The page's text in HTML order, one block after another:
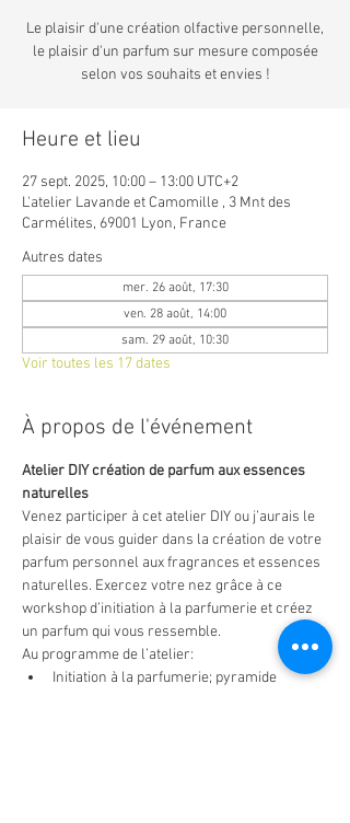
Le plaisir d'une création olfactive personnelle,
le plaisir d'un parfum sur mesure composée
selon vos souhaits et envies !
Heure et lieu
27 sept. 2025, 10:00 – 13:00 UTC+2
L'atelier Lavande et Camomille , 3 Mnt des
Carmélites, 69001 Lyon, France
Autres dates
mer. 26 août, 17:30
ven. 28 août, 14:00
sam. 29 août, 10:30
Voir toutes les 17 dates
À propos de l'événement
Atelier DIY création de parfum aux essences
naturelles
Venez participer à cet atelier DIY ou j’aurais le
plaisir de vous guider dans la création de votre
parfum personnel aux fragrances et essences
naturelles. Exercez votre nez grâce à ce
workshop d’initiation à la parfumerie et créez
un parfum qui vous ressemble.
Au programme de l’atelier:
Initiation à la parfumerie; pyramide